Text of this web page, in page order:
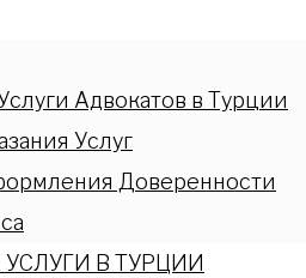
Адвокатов в Турции
Услуг
Доверенности
В ТУРЦИИ